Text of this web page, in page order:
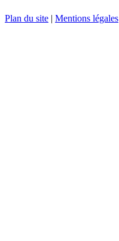
Plan du site | Mentions légales